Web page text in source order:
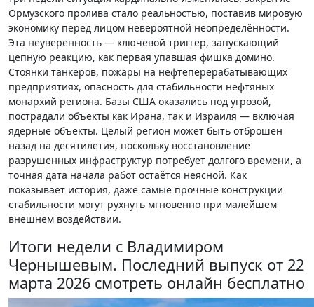
Ормузского пролива стало реальностью, поставив мировую
экономику перед лицом невероятной неопределённости.
Эта неуверенность — ключевой триггер, запускающий
цепную реакцию, как первая упавшая фишка домино.
Стоянки танкеров, пожары на нефтеперерабатывающих
предприятиях, опасность для стабильности нефтяных
монархий региона. Базы США оказались под угрозой,
пострадали объекты как Ирана, так и Израиля — включая
ядерные объекты. Целый регион может быть отброшен
назад на десятилетия, поскольку восстановление
разрушенных инфраструктур потребует долгого времени, а
точная дата начала работ остаётся неясной. Как
показывает история, даже самые прочные конструкции
стабильности могут рухнуть мгновенно при малейшем
внешнем воздействии.
Итоги недели с Владимиром
Чернышевым. Последний выпуск от 22
марта 2026 смотреть онлайн бесплатно